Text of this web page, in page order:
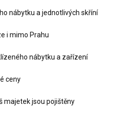
nábytku a jednotlivých skříní
i mimo Prahu
nábytku a zařízení
ceny
majetek jsou pojištěny